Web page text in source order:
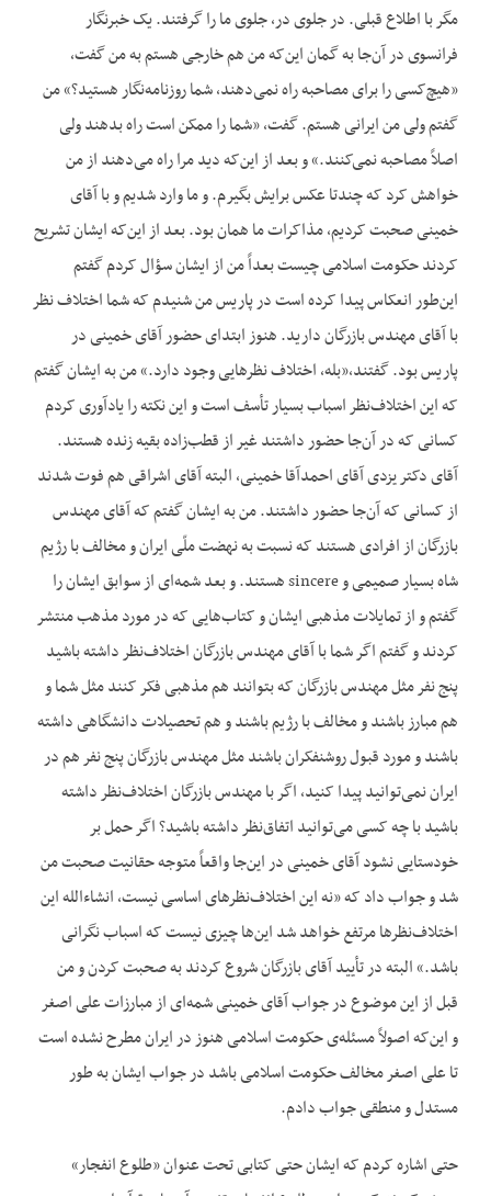
مگر با اطلاع قبلی. در جلوی در، جلوی ما را گرفتند. یک خبرنگار
فرانسوی در آن‌جا به گمان این‌که من هم خارجی هستم به من گفت،
«هیچ‌کسی را برای مصاحبه راه نمی‌دهند، شما روزنامه‌نگار هستید؟» من
گفتم ولی من ایرانی هستم. گفت، «شما را ممکن است راه بدهند ولی
اصلاً مصاحبه نمی‌کنند.» و بعد از این‌که دید مرا راه می‌دهند از من
خواهش کرد که چندتا عکس برایش بگیرم. و ما وارد شدیم و با آقای
خمینی صحبت کردیم، مذاکرات ما همان بود. بعد از این‌که ایشان تشریح
کردند حکومت اسلامی چیست بعداً من از ایشان سؤال کردم گفتم
این‌طور انعکاس پیدا کرده است در پاریس من شنیدم که شما اختلاف نظر
با آقای مهندس بازرگان دارید. هنوز ابتدای حضور آقای خمینی در
پاریس بود. گفتند،‌«بله، اختلاف نظرهایی وجود دارد.» من به ایشان گفتم
که این اختلاف‌نظر اسباب بسیار تأسف است و این نکته را یادآوری کردم
کسانی که در آن‌جا حضور داشتند غیر از قطب‌زاده بقیه زنده هستند.
آقای دکتر یزدی آقای احمدآقا خمینی، البته آقای اشراقی هم فوت شدند
از کسانی که آن‌جا حضور داشتند. من به ایشان گفتم که آقای مهندس
بازرگان از افرادی هستند که نسبت به نهضت ملّی ایران و مخالف با رژیم
شاه بسیار صمیمی و sincere هستند. و بعد شمه‌ای از سوابق ایشان را
گفتم و از تمایلات مذهبی ایشان و کتاب‌هایی که در مورد مذهب منتشر
کردند و گفتم اگر شما با آقای مهندس بازرگان اختلاف‌نظر داشته باشید
پنج نفر مثل مهندس بازرگان که بتوانند هم مذهبی فکر کنند مثل شما و
هم مبارز باشند و مخالف با رژیم باشند و هم تحصیلات دانشگاهی داشته
باشند و مورد قبول روشنفکران باشند مثل مهندس بازرگان پنج نفر هم در
ایران نمی‌توانید پیدا کنید، اگر با مهندس بازرگان اختلاف‌نظر داشته
باشید با چه کسی می‌توانید اتفاق‌نظر داشته باشید؟ اگر حمل بر
خودستایی نشود آقای خمینی در این‌جا واقعاً متوجه حقانیت صحبت من
شد و جواب داد که «نه این اختلاف‌نظرهای اساسی نیست، انشاءالله این
اختلاف‌نظرها مرتفع خواهد شد این‌ها چیزی نیست که اسباب نگرانی
باشد.» البته در تأیید آقای بازرگان شروع کردند به صحبت کردن و من
قبل از این موضوع در جواب آقای خمینی شمه‌ای از مبارزات علی اصغر
و این‌که اصولاً مسئله‌ی حکومت اسلامی هنوز در ایران مطرح نشده است
تا علی اصغر مخالف حکومت اسلامی باشد در جواب ایشان به طور
مستدل و منطقی جواب دادم.
حتی اشاره کردم که ایشان حتی کتابی تحت عنوان «طلوع انفجار»